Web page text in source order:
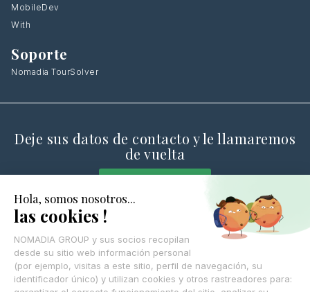
MobileDev
With
Soporte
Nomadia TourSolver
Deje sus datos de contacto y le llamaremos
de vuelta
Condiciones generales de uso de la plataforma Nomadia
Política de cookies – Gestión de datos de navegación Nomadia
Protección de datos personales – Política Nomadia